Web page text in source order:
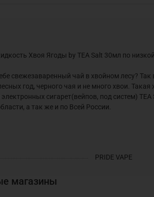
Хвоя Ягоды by TEA Salt 30мл по
свежезаваренный чай в хвойном лесу? Так
год, черного чая и не много хвои.
сигарет(вейпов, под систем)
а так же и по Всей России.
PRIDE VAPE
магазины